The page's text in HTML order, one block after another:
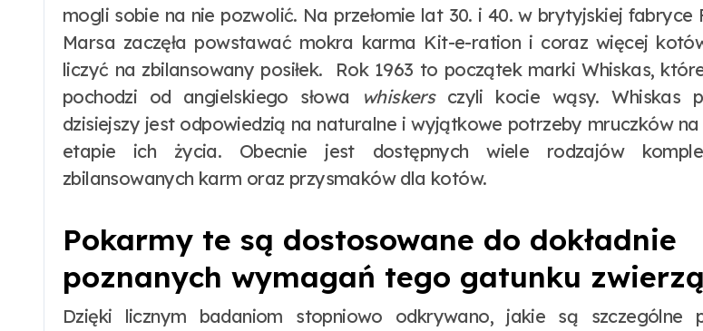
mogli sobie na nie pozwolić. Na przełomie lat 30. i 40. w brytyjskiej fabryce
Marsa zaczęła powstawać mokra karma Kit-e-ration i coraz więcej
liczyć na zbilansowany posiłek. Rok 1963 to początek marki Whiskas,
pochodzi od angielskiego słowa
whiskersczyli kocie wąsy. Whiskas
dzisiejszy jest odpowiedzią na naturalne i wyjątkowe potrzeby mruczków
etapie ich życia. Obecnie jest dostępnych wiele rodzajów
zbilansowanych karm oraz przysmaków dla kotów.
Pokarmy te są dostosowane do dokładnie
poznanych wymagań tego gatunku
Dzięki licznym badaniom stopniowo odkrywano, jakie są szczególne